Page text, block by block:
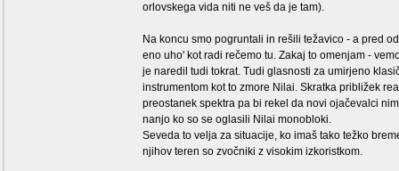
orlovskega vida niti ne veš da je tam).
Na koncu smo pogruntali in rešili težavico - a pred
eno uho' kot radi rečemo tu. Zakaj to omenjam -
je naredil tudi tokrat. Tudi glasnosti za umirjeno
instrumentom kot to zmore Nilai. Skratka približek
preostanek spektra pa bi rekel da novi ojačevalci
nanjo ko so se oglasili Nilai monobloki.
Seveda to velja za situacije, ko imaš tako težko
njihov teren so zvočniki z visokim izkoristkom.